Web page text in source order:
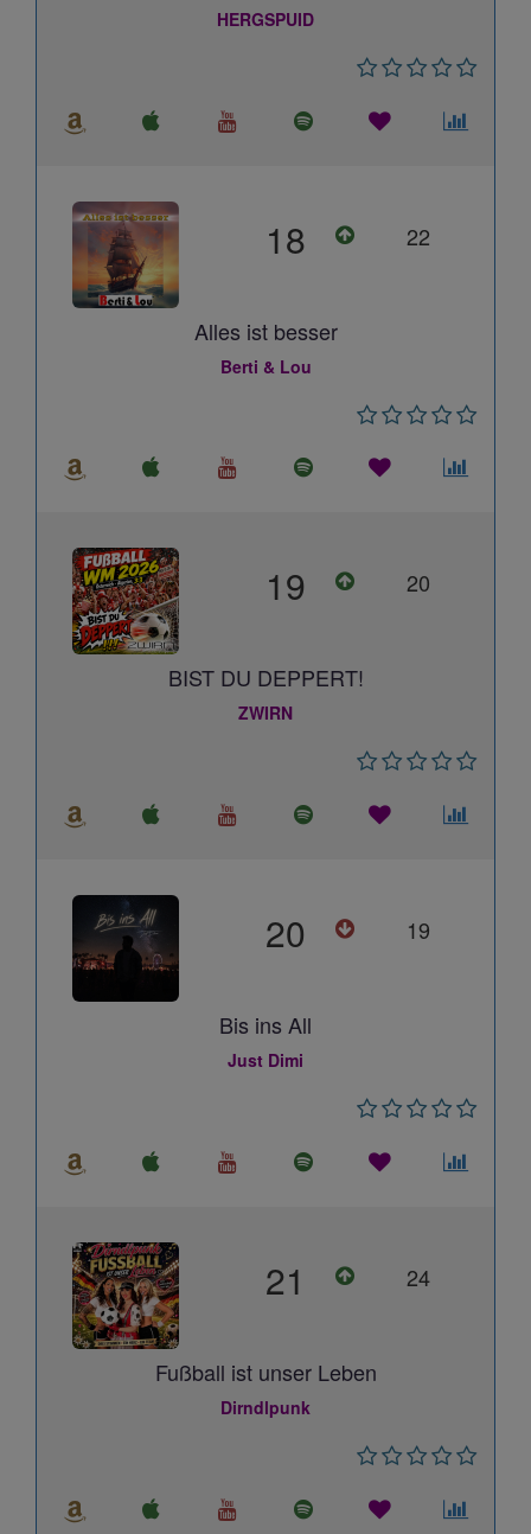
HERGSPUID
18 22
Alles ist besser
Berti & Lou
19 20
BIST DU DEPPERT!
ZWIRN
20 19
Bis ins All
Just Dimi
21 24
Fußball ist unser Leben
Dirndlpunk